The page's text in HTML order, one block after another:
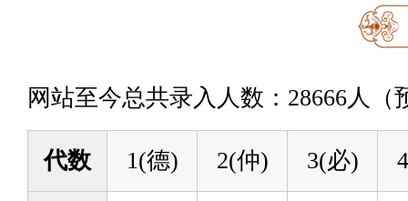
网站至今总共录入人数：28666人
代数 1(德) 2(仲) 3(必)